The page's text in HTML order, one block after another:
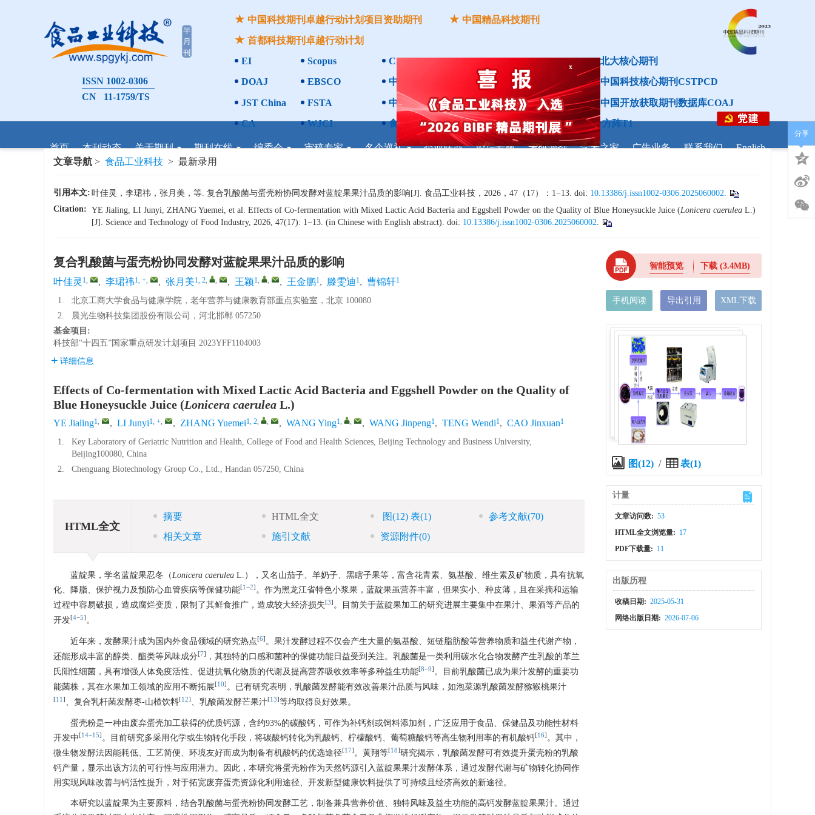
ISSN 1002-0306
CN 11-1759/TS
中国科技期刊卓越行动计划项目资助期刊
中国精品科技期刊
首都科技期刊卓越行动计划
EI
Scopus CAB Abstracts Global Health
北大核心期刊
DOAJ
EBSCO 中国核心学术期刊RCCSE A + 中国科技核心期刊CSTPCD
JST China FSTA 中国农林核心期刊
中国开放获取期刊数据库COAJ
CA
WJCI 食品科学与工程领域高质量科技期刊分级目录第一方阵T1
首页 本刊动态 关于期刊 期刊在线 编委会 审稿专家 名企巡礼 企业联办 论坛专题 考研调剂 学者之家 广告业务 联系我们
English
文章导航 > 食品工业科技 > 最新录用
引用本文: 叶佳灵，李珺祎，张月美，等. 复合乳酸菌与蛋壳粉协同发酵对蓝靛果果汁品质的影响[J]. 食品工业科技，2026，47（17）：1−13. doi: 10.13386/j.issn1002-0306.2025060002.
Citation: YE Jialing, LI Junyi, ZHANG Yuemei, et al. Effects of Co-fermentation with Mixed Lactic Acid Bacteria and Eggshell Powder on the Quality of Blue Honeysuckle Juice (Lonicera caerulea L.)
[J]. Science and Technology of Food Industry, 2026, 47(17): 1−13. (in Chinese with English abstract). doi: 10.13386/j.issn1002-0306.2025060002.
复合乳酸菌与蛋壳粉协同发酵对蓝靛果果汁品质的影响
叶佳灵 1, , 李珺祎1, +, , 张月美1, 2, , , 王颖1, , , 王金鹏1, 滕雯迪 1, 曹锦轩1
1.
北京工商大学食品与健康学院，老年营养与健康教育部重点实验室，北京 100080
2.
晨光生物科技集团股份有限公司，河北邯郸 057250
基金项目:
科技部“十四五”国家重点研发计划项目 2023YFF1104003
详细信息
Effects of Co-fermentation with Mixed Lactic Acid Bacteria and Eggshell Powder on the Quality of
Blue Honeysuckle Juice (Lonicera caerulea L.)
YE Jialing1, , LI Junyi1, +, , ZHANG Yuemei1, 2, , , WANG Ying1, , , WANG Jinpeng1, TENG Wendi1, CAO Jinxuan1
1.
Key Laboratory of Geriatric Nutrition and Health, College of Food and Health Sciences, Beijing Technology and Business University,
Beijing100080, China
2.
Chenguang Biotechnology Group Co., Ltd., Handan 057250, China
HTML全文
摘要 HTML全文 图(12) 表(1) 参考文献(70)
相关文章
施引文献 资源附件(0)
蓝靛果，学名蓝靛果忍冬（Lonicera caerulea L.），又名山茄子、羊奶子、黑瞎子果等，富含花青素、氨基酸、维生素及矿物质，具有抗氧
化、降脂、保护视力及预防心血管疾病等保健功能[1 −2] 。作为黑龙江省特色小浆果，蓝靛果虽营养丰富，但果实小、种皮薄，且在采摘和运输
过程中容易破损，造成腐烂变质，限制了其鲜食推广，造成较大经济损失[3] 。目前关于蓝靛果加工的研究进展主要集中在果汁、果酒等产品的
开发[4−5] 。
近年来，发酵果汁成为国内外食品领域的研究热点[6] 。果汁发酵过程不仅会产生大量的氨基酸、短链脂肪酸等营养物质和益生代谢产物，
还能形成丰富的醇类、酯类等风味成分[7]
，其独特的口感和菌种的保健功能日益受到关注。乳酸菌是一类利用碳水化合物发酵产生乳酸的革兰
氏阳性细菌，具有增强人体免疫活性、促进抗氧化物质的代谢及提高营养吸收效率等多种益生功能[8−9] 。目前乳酸菌已成为果汁发酵的重要功
能菌株，其在水果加工领域的应用不断拓展[10] 。已有研究表明，乳酸菌发酵能有效改善果汁品质与风味，如泡菜源乳酸菌发酵猕猴桃果汁
[11 ] 、复合乳杆菌发酵枣-山楂饮料[12] 、乳酸菌发酵芒果汁[13]等均取得良好效果。
蛋壳粉是一种由废弃蛋壳加工获得的优质钙源，含约93%的碳酸钙，可作为补钙剂或饲料添加剂，广泛应用于食品、保健品及功能性材料
开发中 [14−15] 。目前研究多采用化学或生物转化手段，将碳酸钙转化为乳酸钙、柠檬酸钙、葡萄糖酸钙等高生物利用率的有机酸钙[16] 。其中，
微生物发酵法因能耗低、工艺简便、环境友好而成为制备有机酸钙的优选途径[17] 。黄翔等[18]研究揭示，乳酸菌发酵可有效提升蛋壳粉的乳酸
钙产量，显示出该方法的可行性与应用潜力。因此，本研究将蛋壳粉作为天然钙源引入蓝靛果果汁发酵体系，通过发酵代谢与矿物转化协同作
用实现风味改善与钙活性提升，对于拓宽废弃蛋壳资源化利用途径、开发新型健康饮料提供了可持续且经济高效的新途径。
本研究以蓝靛果为主要原料，结合乳酸菌与蛋壳粉协同发酵工艺，制备兼具营养价值、独特风味及益生功能的高钙发酵蓝靛果果汁。通过
智能预览 下载(3.4MB)
手机阅读 导出引用 XML下载
图(12) / 表(1)
计量
文章访问数: 53
HTML全文浏览量: 17
PDF下载量: 11
出版历程
收稿日期: 2025-05-31
网络出版日期: 2026-07-06
分享
x